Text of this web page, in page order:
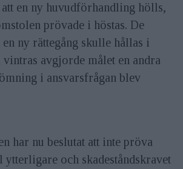
en ny huvudförhandling hölls,
prövade i höstas. De
ny rättegång skulle hållas i
avgjorde målet en andra
i ansvarsfrågan blev
har nu beslutat att inte pröva
ytterligare och skadeståndskravet